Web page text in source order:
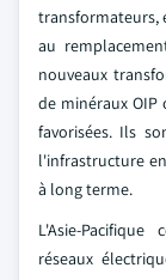
transformateurs,
au
nouveaux
de minéraux OIP
favorisées. Ils
l'infrastructure
à long terme.
L'Asie-
réseaux